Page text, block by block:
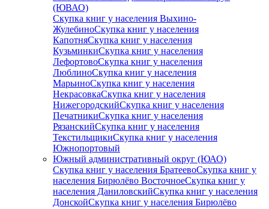
(ЮВАО)
Скупка книг у населения Выхино-
ЖулебиноСкупка книг у населения
КапотняСкупка книг у населения
КузьминкиСкупка книг у населения
ЛефортовоСкупка книг у населения
ЛюблиноСкупка книг у населения
МарьиноСкупка книг у населения
НекрасовкаСкупка книг у населения
НижегородскийСкупка книг у населения
ПечатникиСкупка книг у населения
РязанскийСкупка книг у населения
ТекстильщикиСкупка книг у населения
Южнопортовый
Южный административный округ (ЮАО)
Скупка книг у населения БратеевоСкупка книг у
населения Бирюлёво ВосточноеСкупка книг у
населения ДаниловскийСкупка книг у населения
ДонскойСкупка книг у населения Бирюлёво